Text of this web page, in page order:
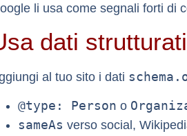
li usa come segnali forti di
dati
al tuo sito i dati
@type: Person o
sameAs verso social,